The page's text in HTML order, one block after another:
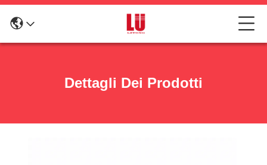
Dettagli Dei Prodotti